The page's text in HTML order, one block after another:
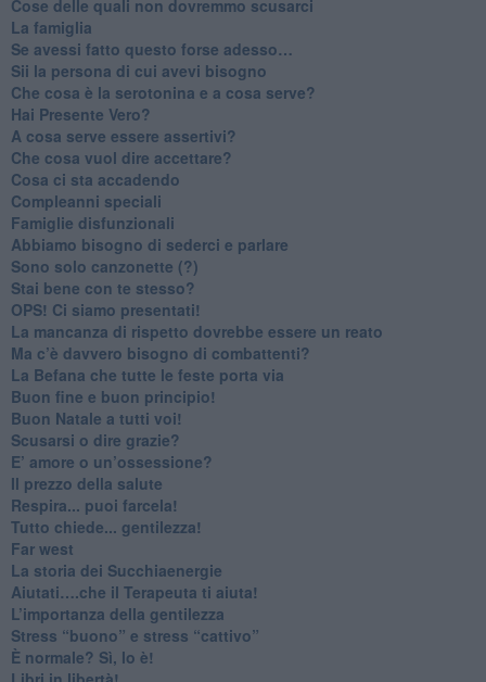
​Cose delle quali non dovremmo scusarci
​La famiglia
​Se avessi fatto questo forse adesso…
​Sii la persona di cui avevi bisogno
Che cosa è la serotonina e a cosa serve?
​Hai Presente Vero?
A cosa serve essere assertivi?
​Che cosa vuol dire accettare?
​Cosa ci sta accadendo
​Compleanni speciali
​Famiglie disfunzionali
​Abbiamo bisogno di sederci e parlare
Sono solo canzonette (?)
​Stai bene con te stesso?
​OPS! Ci siamo presentati!
​La mancanza di rispetto dovrebbe essere un reato
​Ma c’è davvero bisogno di combattenti?
​La Befana che tutte le feste porta via
Buon fine e buon principio!
​Buon Natale a tutti voi!
​Scusarsi o dire grazie?
​E’ amore o un’ossessione?
​Il prezzo della salute
​Respira... puoi farcela!
​Tutto chiede... gentilezza!
​Far west
​La storia dei Succhiaenergie
​Aiutati….che il Terapeuta ti aiuta!
​L’importanza della gentilezza
​Stress “buono” e stress “cattivo”
​È normale? Sì, lo è!